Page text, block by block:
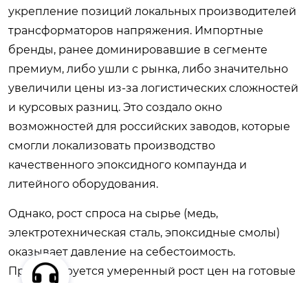
укрепление позиций локальных производителей
трансформаторов напряжения. Импортные
бренды, ранее доминировавшие в сегменте
премиум, либо ушли с рынка, либо значительно
увеличили цены из-за логистических сложностей
и курсовых разниц. Это создало окно
возможностей для российских заводов, которые
смогли локализовать производство
качественного эпоксидного компаунда и
литейного оборудования.
Однако, рост спроса на сырье (медь,
электротехническая сталь, эпоксидные смолы)
оказывает давление на себестоимость.
Прогнозируется умеренный рост цен на готовые